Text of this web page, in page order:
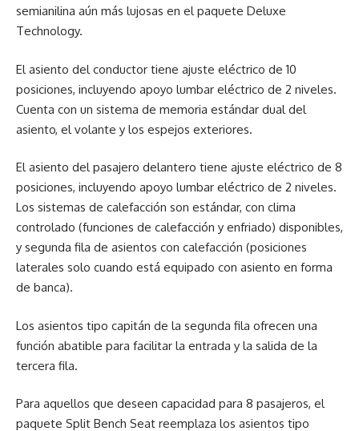
semianilina aún más lujosas en el paquete Deluxe
Technology.
El asiento del conductor tiene ajuste eléctrico de 10
posiciones, incluyendo apoyo lumbar eléctrico de 2 niveles.
Cuenta con un sistema de memoria estándar dual del
asiento, el volante y los espejos exteriores.
El asiento del pasajero delantero tiene ajuste eléctrico de 8
posiciones, incluyendo apoyo lumbar eléctrico de 2 niveles.
Los sistemas de calefacción son estándar, con clima
controlado (funciones de calefacción y enfriado) disponibles,
y segunda fila de asientos con calefacción (posiciones
laterales solo cuando está equipado con asiento en forma
de banca).
Los asientos tipo capitán de la segunda fila ofrecen una
función abatible para facilitar la entrada y la salida de la
tercera fila.
Para aquellos que deseen capacidad para 8 pasajeros, el
paquete Split Bench Seat reemplaza los asientos tipo